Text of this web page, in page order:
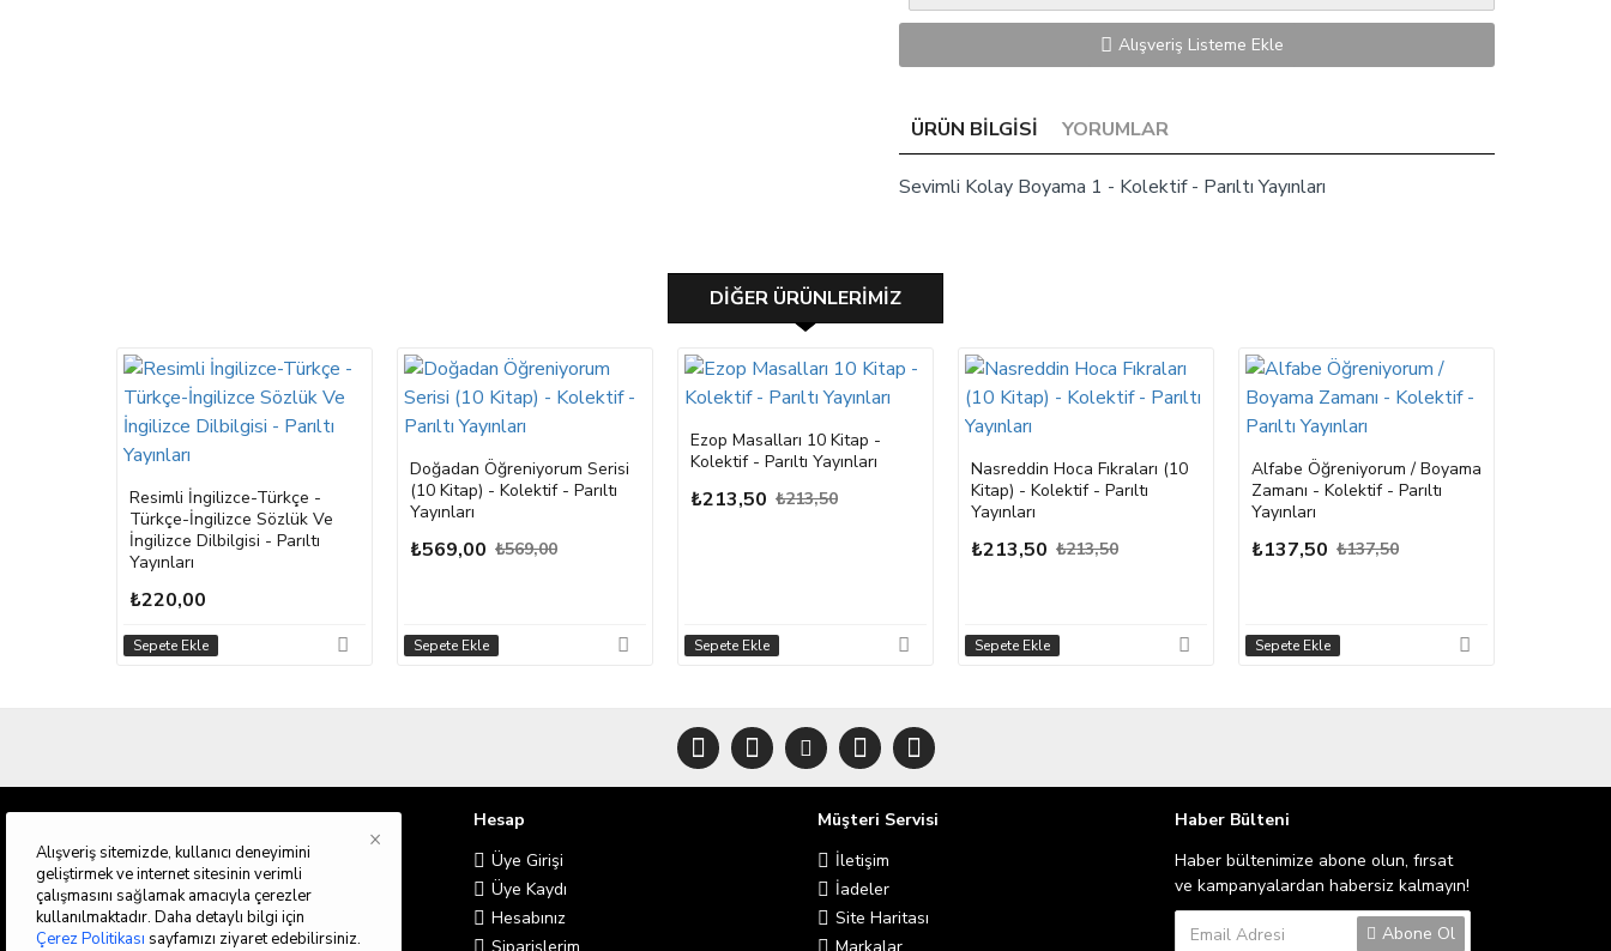
Alışveriş Listeme Ekle
ÜRÜN BILGISI YORUMLAR
Sevimli Kolay Boyama 1 - Kolektif - Parıltı Yayınları
DIĞER ÜRÜNLERIMIZ
Resimli İngilizce-Türkçe -
Türkçe-İngilizce Sözlük Ve
İngilizce Dilbilgisi - Parıltı
Yayınları
₺220,00
Sepete Ekle
Doğadan Öğreniyorum Serisi
(10 Kitap) - Kolektif - Parıltı
Yayınları
₺569,00 ₺569,00
Sepete Ekle
Ezop Masalları 10 Kitap -
Kolektif - Parıltı Yayınları
₺213,50 ₺213,50
Sepete Ekle
Nasreddin Hoca Fıkraları (10
Kitap) - Kolektif - Parıltı
Yayınları
₺213,50 ₺213,50
Sepete Ekle
Alfabe Öğreniyorum / Boyama
Zamanı - Kolektif - Parıltı
Yayınları
₺137,50 ₺137,50
Sepete Ekle
Bilgilendirme
Hakkımızda
Teslimat Bilgileri
Gizlilik İlkeleri
Hesap
Üye Girişi
Üye Kaydı
Hesabınız
Müşteri Servisi
İletişim
İadeler
Site Haritası
Haber Bülteni
Haber bültenimize abone olun, fırsat
ve kampanyalardan habersiz kalmayın!
Abone Ol
Alışveriş sitemizde, kullanıcı deneyimini
geliştirmek ve internet sitesinin verimli
çalışmasını sağlamak amacıyla çerezler
kullanılmaktadır. Daha detaylı bilgi için
Çerez Politikası sayfamızı ziyaret edebilirsiniz.
×